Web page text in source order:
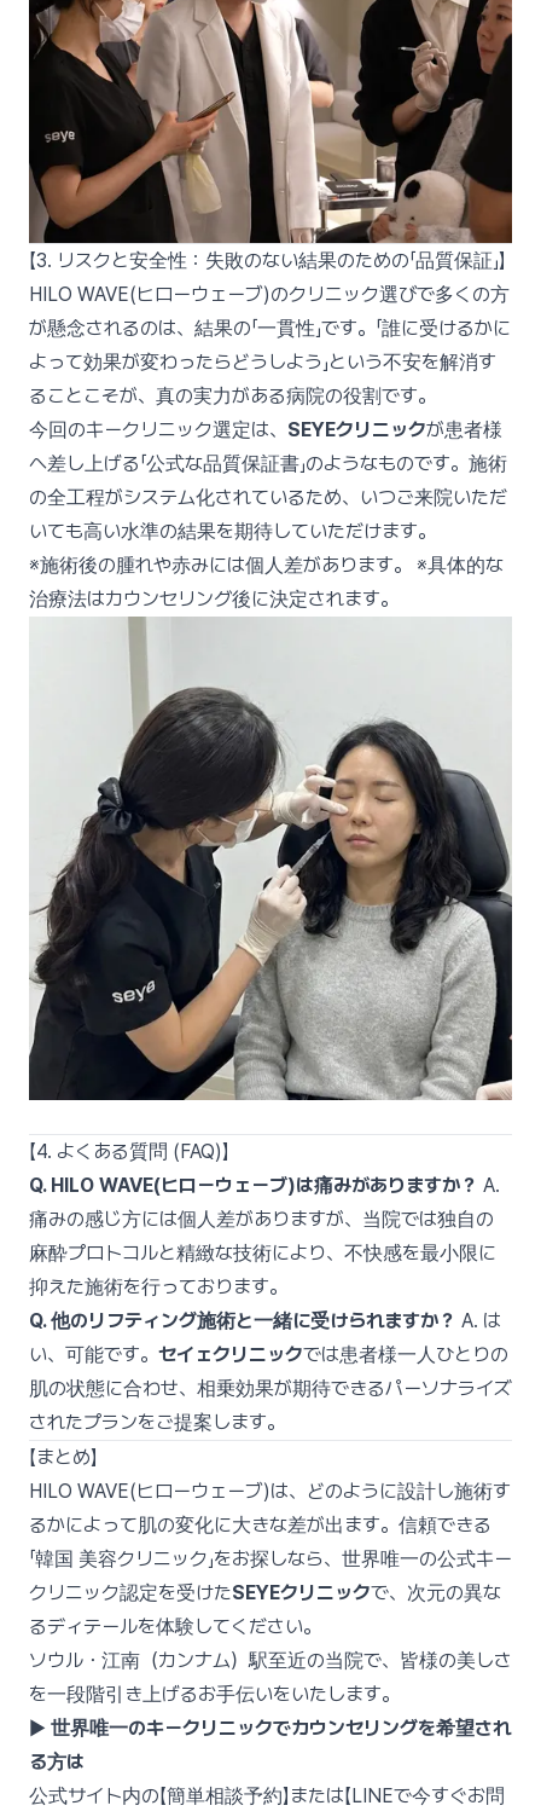
【3. リスクと安全性：失敗のない結果のための「品質保証」】
HILO WAVE(ヒローウェーブ)のクリニック選びで多くの方
が懸念されるのは、結果の「一貫性」です。「誰に受けるかに
よって効果が変わったらどうしよう」という不安を解消す
ることこそが、真の実力がある病院の役割です。
今回のキークリニック選定は、 SEYEクリニックが患者様
へ差し上げる「公式な品質保証書」のようなものです。施術
の全工程がシステム化されているため、いつご来院いただ
いても高い水準の結果を期待していただけます。
※施術後の腫れや赤みには個人差があります。 ※具体的な
治療法はカウンセリング後に決定されます。
【4. よくある質問 (FAQ)】
Q. HILO WAVE(ヒローウェーブ)は痛みがありますか？ A.
痛みの感じ方には個人差がありますが、当院では独自の
麻酔プロトコルと精緻な技術により、不快感を最小限に
抑えた施術を行っております。
Q. 他のリフティング施術と一緒に受けられますか？ A. は
い、可能です。 セイェクリニックでは患者様一人ひとりの
肌の状態に合わせ、相乗効果が期待できるパーソナライズ
されたプランをご提案します。
【まとめ】
HILO WAVE(ヒローウェーブ)は、どのように設計し施術す
るかによって肌の変化に大きな差が出ます。信頼できる
「韓国 美容クリニック」をお探しなら、世界唯一の公式キー
クリニック認定を受けたSEYEクリニックで、次元の異な
るディテールを体験してください。
ソウル・江南（カンナム）駅至近の当院で、皆様の美しさ
を一段階引き上げるお手伝いをいたします。
▶ 世界唯一のキークリニックでカウンセリングを希望され
る方は
公式サイト内の【簡単相談予約】または【LINEで今すぐお問